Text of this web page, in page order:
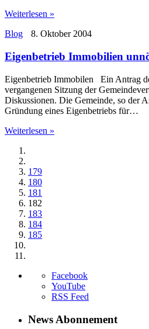
Weiterlesen »
Blog
8. Oktober 2004
Eigenbetrieb Immobilien
Eigenbetrieb Immobilen Ein Antrag
vergangenen Sitzung der
Diskussionen. Die Gemeinde, so der
Gründung eines Eigenbetriebs für…
Weiterlesen »
179
180
181
182
183
184
185
Facebook
YouTube
RSS Feed
News Abonnement